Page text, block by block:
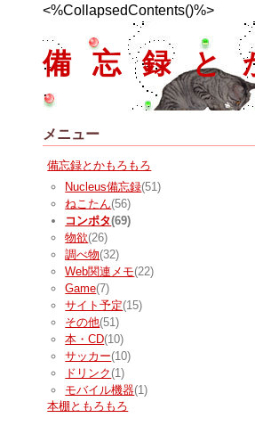
<%CollapsedContents()%>
備忘録と
メニュー
備忘録とかもろもろ
Nucleus備忘録(51)
ねこたん(56)
コンポタ(69)
物欲(26)
調べ物(32)
Web関連メモ(22)
Game(7)
サイト予定(15)
その他(51)
本・CD(10)
サッカー(10)
ドリンク (1)
モバイル機器(1)
本棚ともろもろ